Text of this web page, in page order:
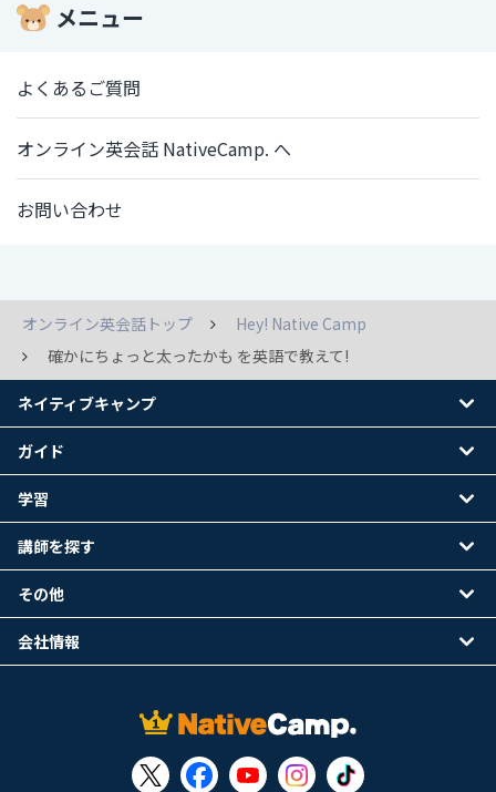
メニュー
よくあるご質問
オンライン英会話 NativeCamp. へ
お問い合わせ
オンライン英会話トップ
Hey! Native Camp
確かにちょっと太ったかも を英語で教えて!
ネイティブキャンプ
ガイド
学習
講師を探す
その他
会社情報